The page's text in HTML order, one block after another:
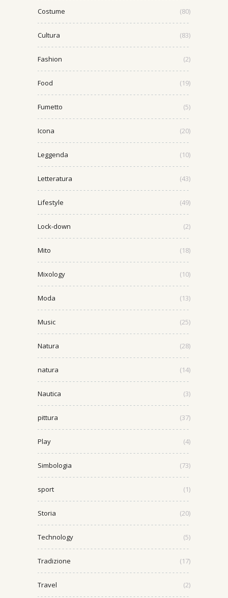
Costume (80)
Cultura (83)
Fashion (2)
Food (19)
Fumetto (5)
Icona (20)
Leggenda (10)
Letteratura (43)
Lifestyle (49)
Lock-down (2)
Mito (18)
Mixology (10)
Moda (13)
Music (25)
Natura (28)
natura (14)
Nautica (3)
pittura (37)
Play (4)
Simbologia (73)
sport (1)
Storia (20)
Technology (5)
Tradizione (17)
Travel (2)